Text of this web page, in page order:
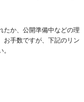
たか、公開準備中などの理
お手数ですが、下記のリン